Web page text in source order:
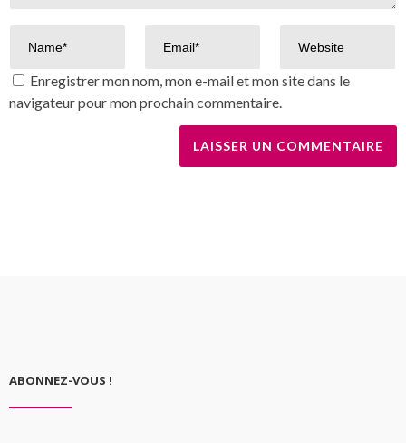
Enregistrer mon nom, mon e-mail et mon site dans le
navigateur pour mon prochain commentaire.
ABONNEZ-VOUS !